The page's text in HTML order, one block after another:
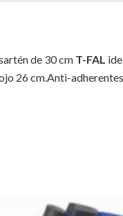
de 30 cm T-FAL
26 cm.Anti-